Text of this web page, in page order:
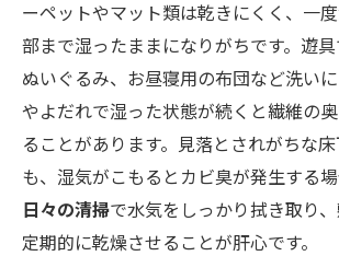
ーペットやマット類は乾きにくく、一
部まで湿ったままになりがちです。遊
ぬいぐるみ、お昼寝用の布団など洗い
やよだれで湿った状態が続くと繊維の
ることがあります。見落とされがちな
も、湿気がこもるとカビ臭が発生する場
日々の清掃で水気をしっかり拭き取り
定期的に乾燥させることが肝心です。